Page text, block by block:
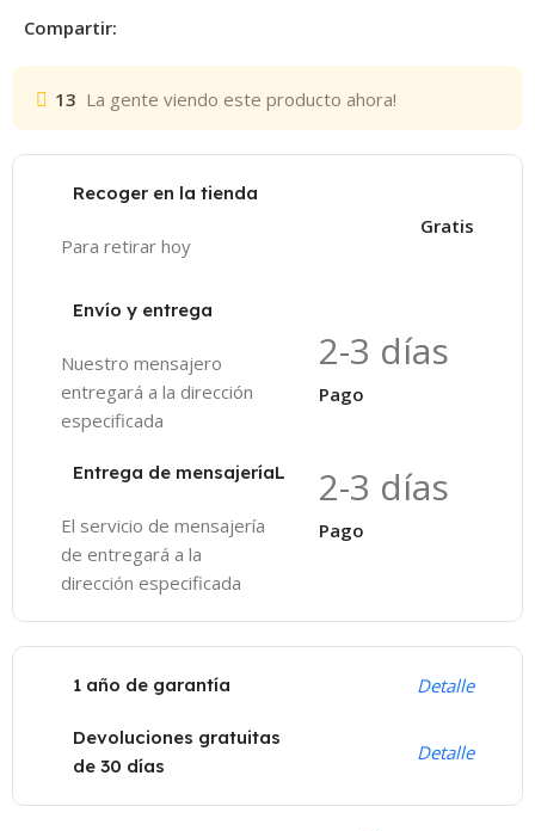
Compartir:
13 La gente viendo este producto ahora!
Recoger en la tienda
Para retirar hoy
Gratis
Envío y entrega
Nuestro mensajero
entregará a la dirección
especificada
2-3 días
Pago
Entrega de mensajeríaL
El servicio de mensajería
de entregará a la
dirección especificada
2-3 días
Pago
1 año de garantía Detalle
Devoluciones gratuitas
de 30 días
Detalle